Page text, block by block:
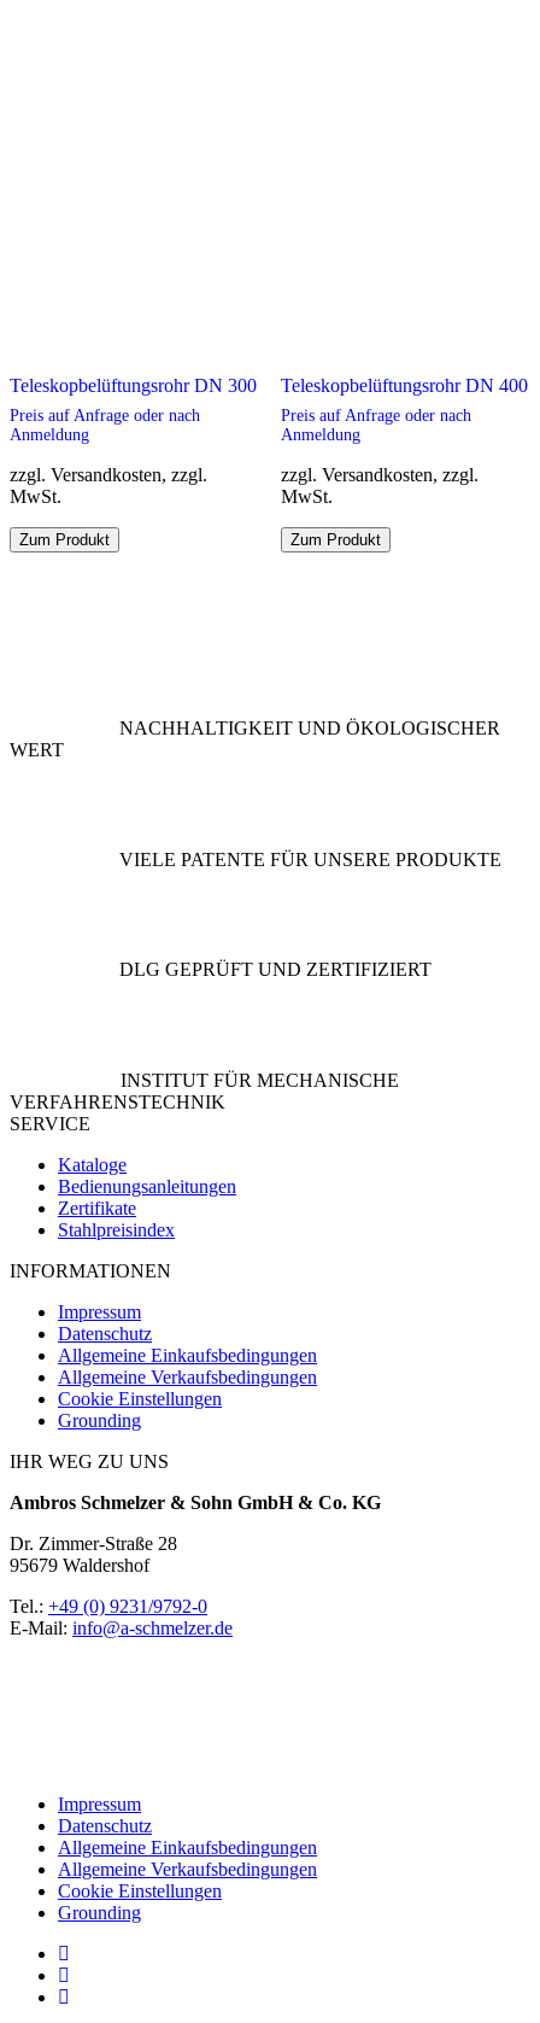
Teleskopbelüftungsrohr DN 300
Preis auf Anfrage oder nach
Anmeldung
zzgl. Versandkosten, zzgl.
MwSt.
Dieses
Produkt
der
Zum Produkt
Teleskopbelüftungsrohr DN 400
Preis auf Anfrage oder nach
Anmeldung
zzgl. Versandkosten, zzgl.
MwSt.
Dieses
Produkt
auf
Zum Produkt
NACHHALTIGKEIT UND ÖKOLOGISCHER
WERT
VIELE PATENTE FÜR UNSERE PRODUKTE
DLG GEPRÜFT UND ZERTIFIZIERT
INSTITUT FÜR MECHANISCHE
VERFAHRENSTECHNIK
SERVICE
Kataloge
Bedienungsanleitungen
Zertifikate
Stahlpreisindex
INFORMATIONEN
Impressum
Datenschutz
Allgemeine Einkaufsbedingungen
Allgemeine Verkaufsbedingungen
Cookie Einstellungen
Grounding
IHR WEG ZU UNS
Ambros Schmelzer & Sohn GmbH & Co. KG
Dr. Zimmer-Straße 28
95679 Waldershof
Tel.: +49 (0) 9231/9792-0
E-Mail: info@a-schmelzer.de
Impressum
Datenschutz
Allgemeine Einkaufsbedingungen
Allgemeine Verkaufsbedingungen
Cookie Einstellungen
Grounding